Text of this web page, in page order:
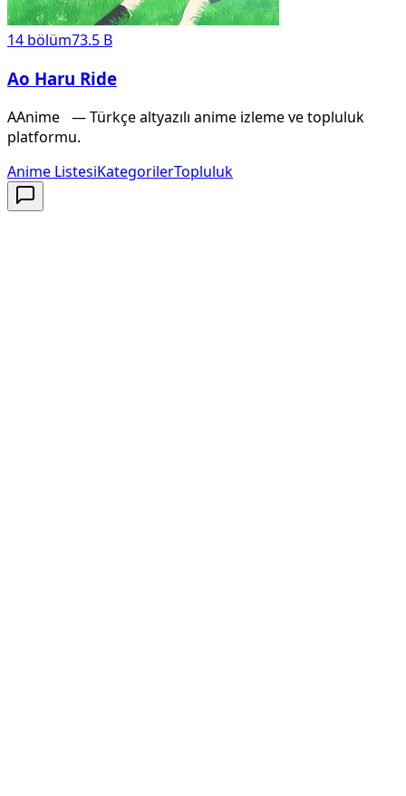
14 bölüm73.5 B
Ao Haru Ride
AAnime — Türkçe altyazılı anime izleme ve topluluk
platformu.
Anime ListesiKategorilerTopluluk